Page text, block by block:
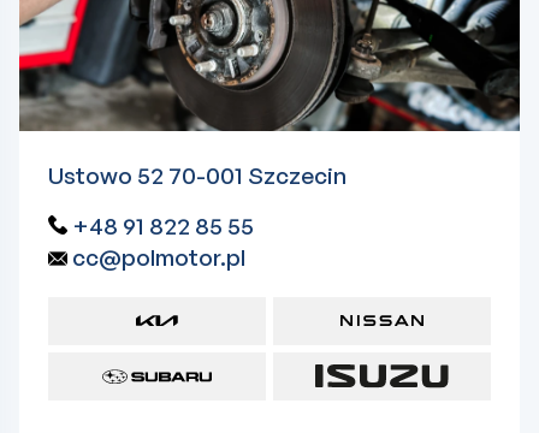
Ustowo 52 70-001 Szczecin
+48 91 822 85 55
cc@polmotor.pl